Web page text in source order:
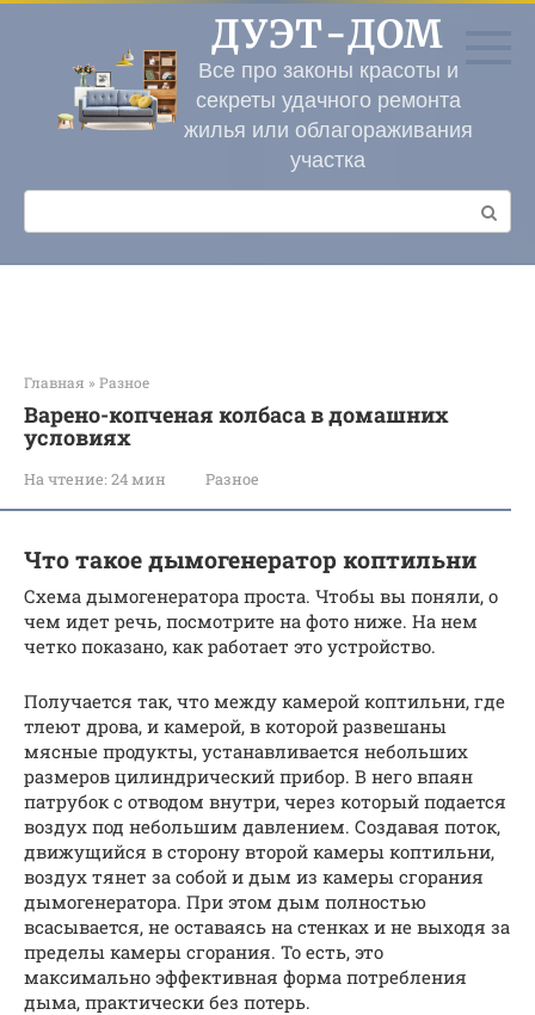
Перейти
контенту
ДУЭТ-ДОМ
Все про законы красоты и
секреты удачного ремонта
жилья или облагораживания
участка
Поиск:
Главная » Разное
Варено-копченая колбаса в домашних
условиях
На чтение: 24 мин Разное
Что такое дымогенератор коптильни
Схема дымогенератора проста. Чтобы вы поняли, о
чем идет речь, посмотрите на фото ниже. На нем
четко показано, как работает это устройство.
Получается так, что между камерой коптильни, где
тлеют дрова, и камерой, в которой развешаны
мясные продукты, устанавливается небольших
размеров цилиндрический прибор. В него впаян
патрубок с отводом внутри, через который подается
воздух под небольшим давлением. Создавая поток,
движущийся в сторону второй камеры коптильни,
воздух тянет за собой и дым из камеры сгорания
дымогенератора. При этом дым полностью
всасывается, не оставаясь на стенках и не выходя за
пределы камеры сгорания. То есть, это
максимально эффективная форма потребления
дыма, практически без потерь.